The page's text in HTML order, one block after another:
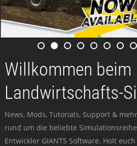
Willkommen beim
Landwirtschafts-
News, Mods, Tutorials, Support &
rund um die beliebte
Entwickler GIANTS Software. Holt